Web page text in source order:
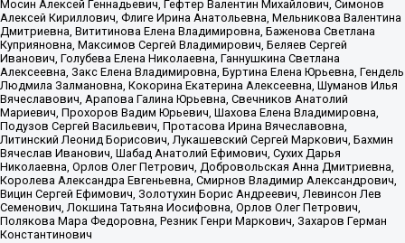
Мосин Алексей Геннадьевич, Гефтер Валентин Михайлович, Симонов
Алексей Кириллович, Флиге Ирина Анатольевна, Мельникова Валентина
Дмитриевна, Вититинова Елена Владимировна, Баженова Светлана
Куприяновна, Максимов Сергей Владимирович, Беляев Сергей
Иванович, Голубева Елена Николаевна, Ганнушкина Светлана
Алексеевна, Закс Елена Владимировна, Буртина Елена Юрьевна, Гендель
Людмила Залмановна, Кокорина Екатерина Алексеевна, Шуманов Илья
Вячеславович, Арапова Галина Юрьевна, Свечников Анатолий
Мариевич, Прохоров Вадим Юрьевич, Шахова Елена Владимировна,
Подузов Сергей Васильевич, Протасова Ирина Вячеславовна,
Литинский Леонид Борисович, Лукашевский Сергей Маркович, Бахмин
Вячеслав Иванович, Шабад Анатолий Ефимович, Сухих Дарья
Николаевна, Орлов Олег Петрович, Добровольская Анна Дмитриевна,
Королева Александра Евгеньевна, Смирнов Владимир Александрович,
Вицин Сергей Ефимович, Золотухин Борис Андреевич, Левинсон Лев
Семенович, Локшина Татьяна Иосифовна, Орлов Олег Петрович,
Полякова Мара Федоровна, Резник Генри Маркович, Захаров Герман
Константинович